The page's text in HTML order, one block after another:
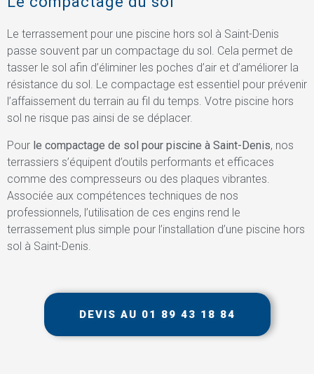
Le terrassement pour une piscine hors sol à Saint-Denis
passe souvent par un compactage du sol. Cela permet de
tasser le sol afin d’éliminer les poches d’air et d’améliorer la
résistance du sol. Le compactage est essentiel pour prévenir
l’affaissement du terrain au fil du temps. Votre piscine hors
sol ne risque pas ainsi de se déplacer.
Pour le compactage de sol pour piscine à Saint-Denis, nos
terrassiers s’équipent d’outils performants et efficaces
comme des compresseurs ou des plaques vibrantes.
Associée aux compétences techniques de nos
professionnels, l’utilisation de ces engins rend le
terrassement plus simple pour l’installation d’une piscine hors
sol à Saint-Denis.
DEVIS AU 01 89 43 18 84